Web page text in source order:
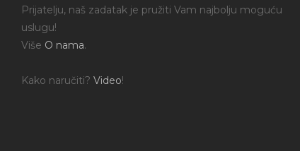
Prijatelju, naš zadatak je pružiti Vam najbolju moguću
uslugu!
Više O nama.
Kako naručiti? Video!